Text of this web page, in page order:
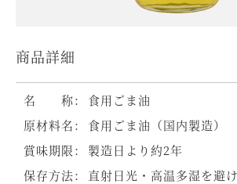
商品詳細
名 称：
食用ごま油
原材料名：
食用ごま油（国内製造）
賞味期限：
製造日より約2年
保存方法：
直射日光・高温多湿を避